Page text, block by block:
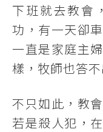
下班就去教會
功，有一天卻
一直是家庭主
樣，牧師也答不
不只如此，教
若是殺人犯，